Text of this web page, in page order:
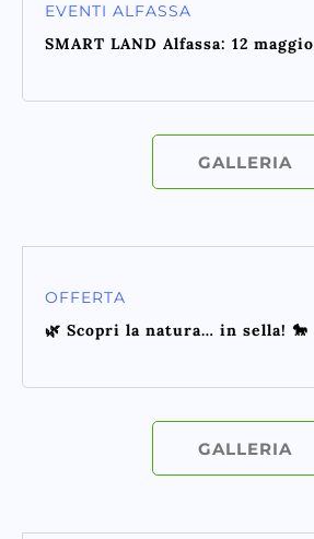
EVENTI ALFASSA
SMART LAND Alfassa: 12 maggio
GALLERIA
OFFERTA
🌿 Scopri la natura… in sella! 🐎
GALLERIA